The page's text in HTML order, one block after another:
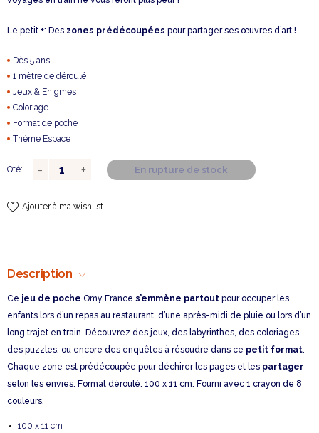
Le petit +: Des zones prédécoupées pour partager ses œuvres d’art !
Dès 5 ans
1 mètre de déroulé
Jeux & Enigmes
Coloriage
Format de poche
Thème Espace
Qté: En rupture de stock
Ajouter à ma wishlist
Description
Ce jeu de poche Omy France s’emmène partout pour occuper les
enfants lors d’un repas au restaurant, d’une après-midi de pluie ou lors d’un
long trajet en train. Découvrez des jeux, des labyrinthes, des coloriages,
des puzzles, ou encore des enquêtes à résoudre dans ce petit format.
Chaque zone est prédécoupée pour déchirer les pages et les partager
selon les envies. Format déroulé: 100 x 11 cm. Fourni avec 1 crayon de 8
couleurs.
100 x 11 cm